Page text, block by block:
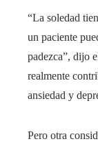
“La soledad
un paciente
padezca”, dijo
realmente
ansiedad y
Pero otra